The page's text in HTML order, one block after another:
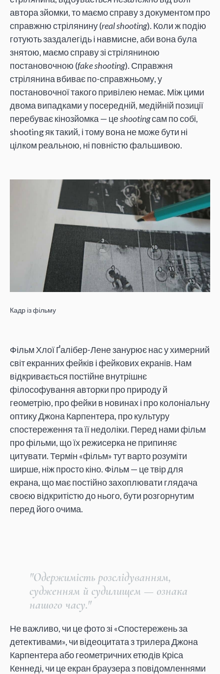
автора зйомки, то маємо справу з документом про
справжню стрілянину (real shooting). Коли ж подію
готують заздалегідь і навмисне, аби вона була
знятою, маємо справу зі стріляниною
постановочною (fake shooting). Справжня
стрілянина вбиває по-справжньому, у
постановочної такого привілею немає. Між цими
двома випадками у посередній, медійній позиції
перебуває кінозйомка — цеshootingсам по собі,
shooting як такий, і тому вона не може бути ні
цілком реальною, ні повністю фальшивою.
Кадр із фільму
Фільм Хлої Ґалібер-Лене занурює нас у химерний
світ екранних фейків і фейкових екранів. Нам
відкривається постійне внутрішнє
філософування авторки про природу й
геометрію, про фейки в новинах і про колоніальну
оптику Джона Карпентера, про культуру
спостереження та її недоліки. Перед нами фільм
про фільми, що їх режисерка не припиняє
цитувати. Термін «фільм» тут варто розуміти
ширше, ніж просто кіно. Фільм — це твір для
екрана, що має постійно захоплювати глядача
своєю відкритістю до нього, бути розгорнутим
перед його очима.
"Одержимість розслідуванням,
судженням й судилищем — ознака
нашого часу."
Не важливо, чи це фото зі «Спостережень за
детективами», чи відеоцитата з трилера Джона
Карпентера або геометричних етюдів Кріса
Кеннеді, чи це екран браузера з повідомленнями